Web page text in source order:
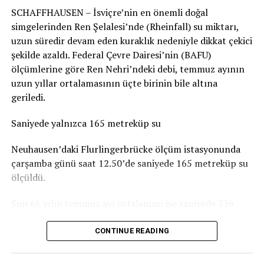
durumun genel olarak dramatik olmadığını belirtiyor.
Basel-Landschaft yetkilileri de şehir merkezindeki ve
insanların yemek yemek veya vakit geçirmek için
kullandığı parkların, ormanlık alanlardaki oyun
parklarına göre daha fazla kirlendiğine dikkat çekiyor.
Sigarasız çocuk parkları yaygınlaşıyor
İsviçre’deki Stop2Drop girişiminin verilerine göre şu
anda 24 belediye sigarasız ve temiz çocuk parkı
uygulamasını kullanıyor.
Aarau’da da seçilen 10 çocuk parkında yaklaşık iki ay
belediyeye göre deneme döneminde kirlilikte belirgin bir
değişiklik gözlenmedi. Uygulamaların uzun vadeli
etkisinin ise henüz değerlendirilemeyeceği belirtiliyor.
SCHAFFHAUSEN – İsviçre’nin en önemli doğal
simgelerinden Ren Şelalesi’nde (Rheinfall) su miktarı,
uzun süredir devam eden kuraklık nedeniyle dikkat çekici
şekilde azaldı. Federal Çevre Dairesi’nin (BAFU)
ölçümlerine göre Ren Nehri’ndeki debi, temmuz ayının
uzun yıllar ortalamasının üçte birinin bile altına
geriledi.
Saniyede yalnızca 165 metreküp su
Neuhausen’daki Flurlingerbrücke ölçüm istasyonunda
çarşamba günü saat 12.50’de saniyede 165 metreküp su
ölçüldü.
anda normal bir temmuz ayındaki seviyenin yaklaşık
yüzde 31’i kadar.
CONTINUE READING